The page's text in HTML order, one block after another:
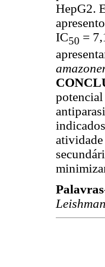
HepG2.
IC50 =